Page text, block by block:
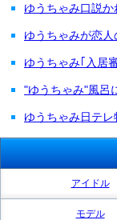
ゆうちゃみ口説
ゆうちゃみが恋
ゆうちゃみ｢入居
"ゆうちゃみ"風呂
ゆうちゃみ日テ
アイドル
モデル